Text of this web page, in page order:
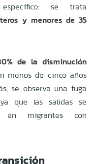
se trata
y menores de 35
de la disminución
menos de cinco años
se observa una fuga
que las salidas se
en migrantes con